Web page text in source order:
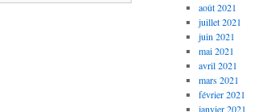
août 2021
juillet 2021
juin 2021
mai 2021
avril 2021
mars 2021
février 2021
janvier 2021